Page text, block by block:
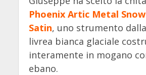
Phoenix Artic Metal
Satin, uno strumento
livrea bianca glaciale
interamente in mogano
ebano.